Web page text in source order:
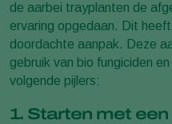
de aarbei trayplanten de
ervaring opgedaan. Dit
doordachte aanpak. Deze
gebruik van bio fungiciden
volgende pijlers:
1. Starten met